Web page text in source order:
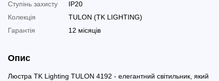
Ступінь захисту
IP20
Колекція
TULON (TK LIGHTING)
Гарантія
12 місяців
Опис
Люстра TK Lighting TULON 4192 - елегантний світильник, який